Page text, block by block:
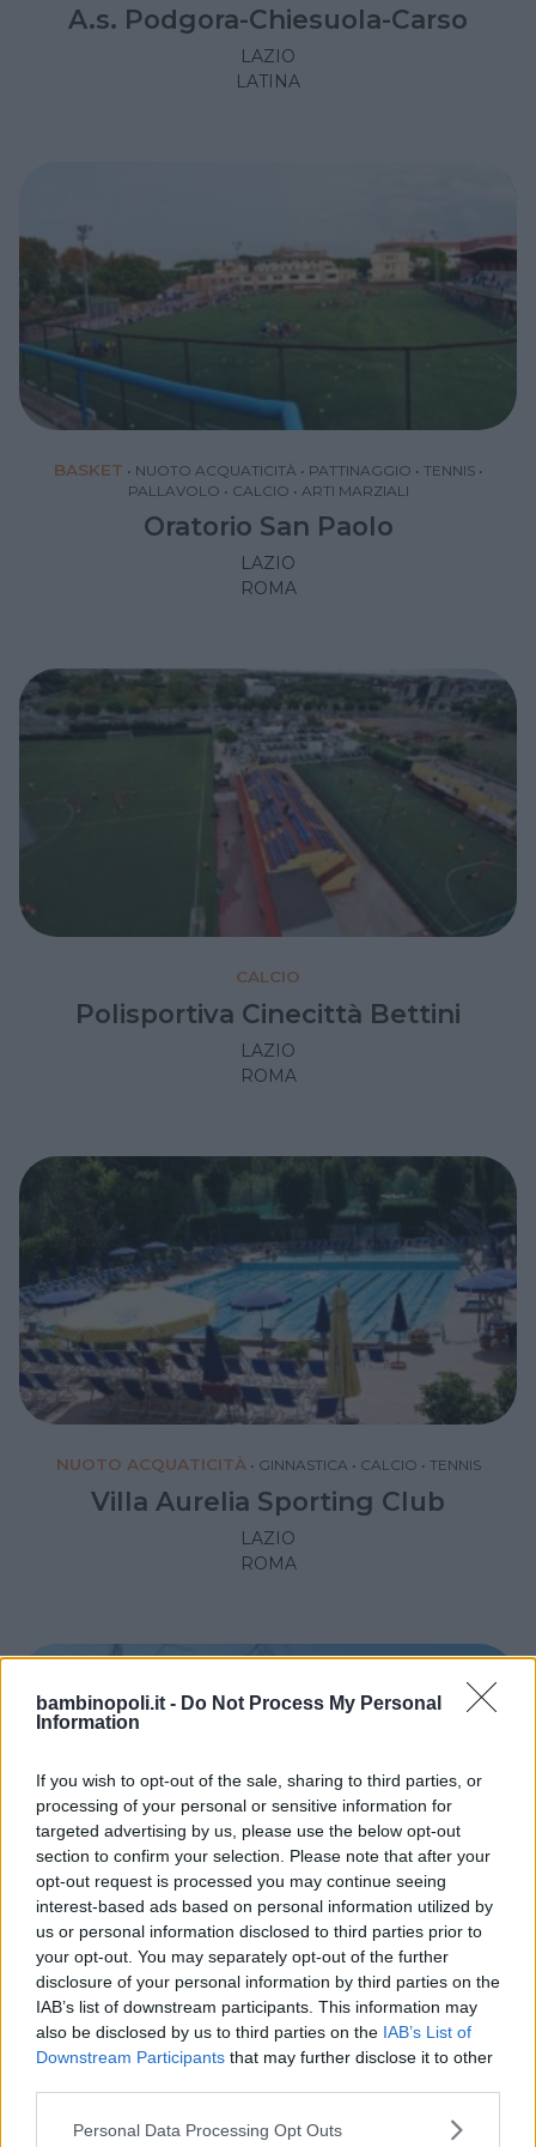
bambinopoli.it - Do Not Process My Personal
Information
If you wish to opt-out of the sale, sharing to third parties, or
processing of your personal or sensitive information for
targeted advertising by us, please use the below opt-out
section to confirm your selection. Please note that after your
opt-out request is processed you may continue seeing
interest-based ads based on personal information utilized by
us or personal information disclosed to third parties prior to
your opt-out. You may separately opt-out of the further
disclosure of your personal information by third parties on the
IAB’s list of downstream participants. This information may
also be disclosed by us to third parties on the IAB’s List of
Downstream Participants that may further disclose it to other
Please note that this website/app uses one or more Google
Personal Data Processing Opt Outs
A.s. Podgora-Chiesuola-Carso
LAZIO
LATINA
BASKET • NUOTO ACQUATICITÀ • PATTINAGGIO • TENNIS •
PALLAVOLO • CALCIO • ARTI MARZIALI
Oratorio San Paolo
LAZIO
ROMA
CALCIO
Polisportiva Cinecittà Bettini
LAZIO
ROMA
NUOTO ACQUATICITÀ • GINNASTICA • CALCIO • TENNIS
Villa Aurelia Sporting Club
LAZIO
ROMA
CALCIO
Asd Nuova Valle Aurelia
LAZIO
ROMA